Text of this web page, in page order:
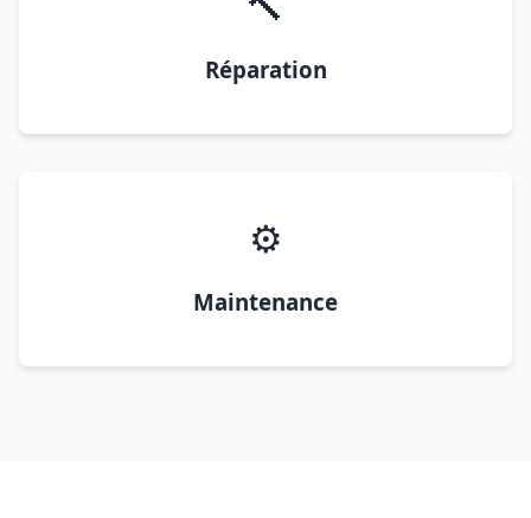
Réparation
⚙️
Maintenance